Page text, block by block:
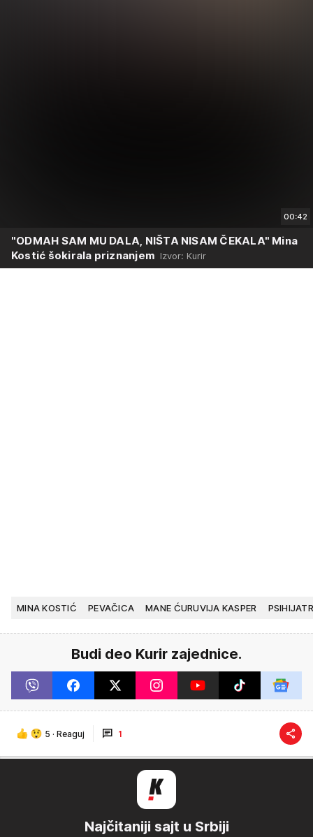
00:42
"ODMAH SAM MU DALA, NIŠTA NISAM ČEKALA" Mina
Kostić šokirala priznanjem Izvor: Kurir
MINA KOSTIĆ PEVAČICA MANE ĆURUVIJA KASPER
Budi deo Kurir zajednice.
5 · Reaguj 1
Najčitaniji sajt u Srbiji